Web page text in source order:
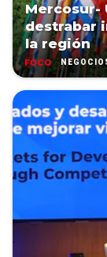
Mercosur-
destrabar
la región